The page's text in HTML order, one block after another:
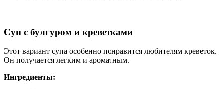
Суп с булгуром и креветками
Этот вариант супа особенно понравится любителям креветок.
Он получается легким и ароматным.
Ингредиенты: